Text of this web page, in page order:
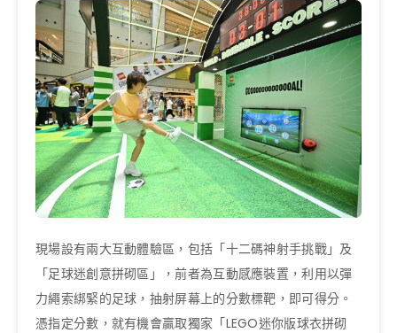
現場設有兩大互動體驗區，包括「十二碼神射手挑戰」及
「足球迷創意拼砌區」，前者為互動感應裝置，利用以彈
力繩索綁緊的足球，抽射屏幕上的分數標靶，即可得分。
憑指定分數，就有機會贏取獨家「LEGO迷你版球衣拼砌